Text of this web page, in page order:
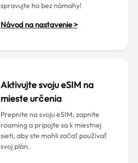
spravujte ho bez námahy!
Návod na nastavenie >
Aktivujte svoju eSIM na
mieste určenia
Prepnite na svoju eSIM, zapnite
roaming a pripojte sa k miestnej
sieti, aby ste mohli začať používať
svoj plán.